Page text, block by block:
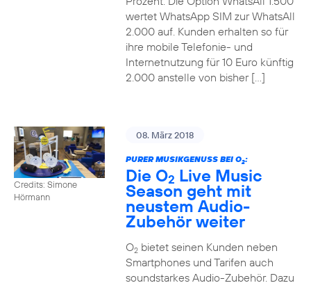
wertet WhatsApp SIM zur WhatsAll
2.000 auf. Kunden erhalten so für
ihre mobile Telefonie- und
Internetnutzung für 10 Euro künftig
2.000 anstelle von bisher […]
Credits: Simone
Hörmann
08. März 2018
PURER MUSIKGENUSS BEI O2:
Die O2 Live Music
Season geht mit
neustem Audio-
Zubehör weiter
O2bietet seinen Kunden neben
Smartphones und Tarifen auch
soundstarkes Audio-Zubehör. Dazu